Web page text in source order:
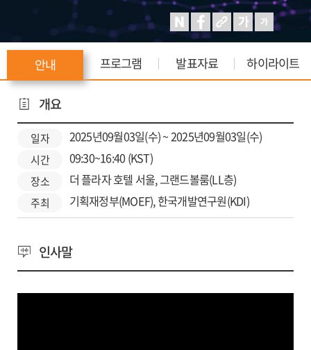
안내 프로그램 발표자료 하이라이트
개요
일자 2025년09월03일(수) ~ 2025년09월03일(수)
시간 09:30~16:40 (KST)
장소 더 플라자 호텔 서울, 그랜드볼룸(LL층)
주최 기획재정부(MOEF), 한국개발연구원(KDI)
인사말